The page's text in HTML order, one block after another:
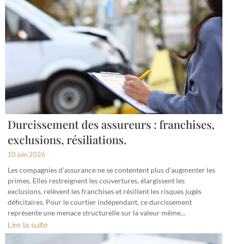
Durcissement des assureurs : franchises,
exclusions, résiliations.
10 juin 2026
Les compagnies d’assurance ne se contentent plus d’augmenter les
primes. Elles restreignent les couvertures, élargissent les
exclusions, relèvent les franchises et résilient les risques jugés
déficitaires. Pour le courtier indépendant, ce durcissement
représente une menace structurelle sur la valeur même...
Lire la suite